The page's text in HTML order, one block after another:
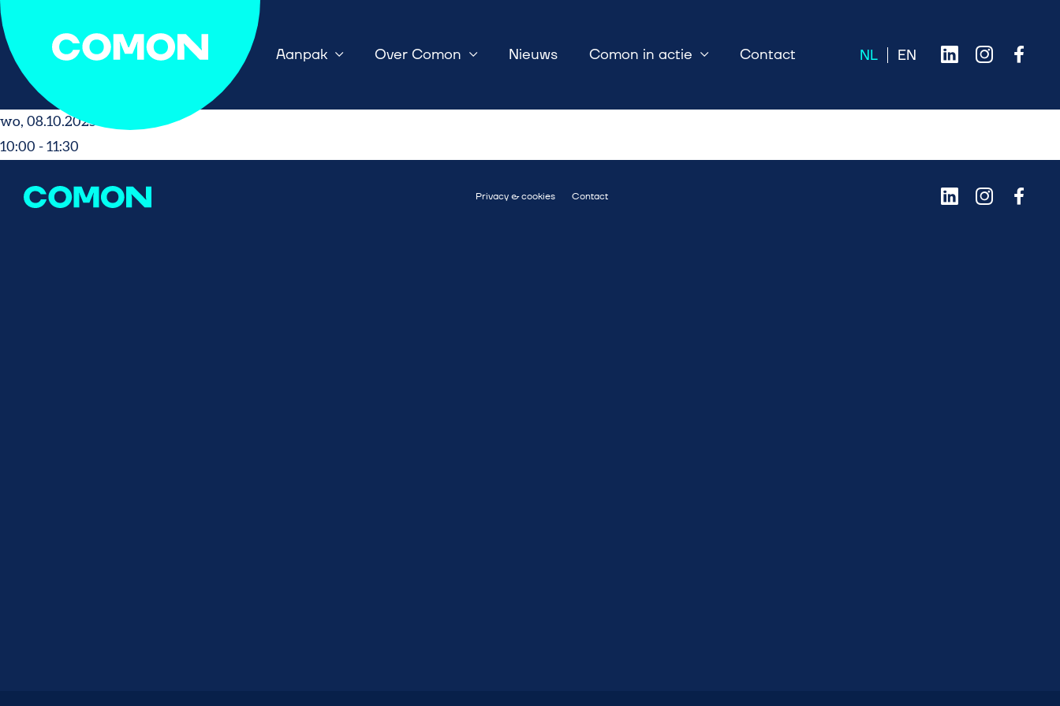
Aanpak Over Comon Nieuws Comon in actie Contact
wo, 08.10.2025
10:00 - 11:30
Privacy & cookies Contact